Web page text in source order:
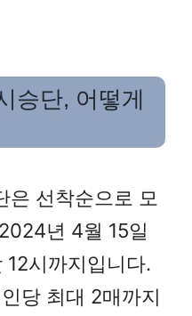
승단, 어떻게
은 선착순으로 모
년 4월 15일
12시까지입니다.
당 최대 2매까지